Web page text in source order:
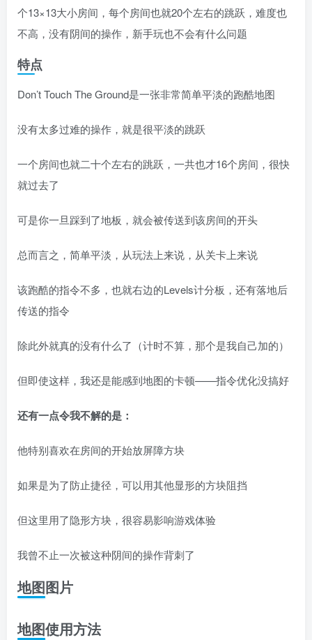
个13×13大小房间，每个房间也就20个左右的跳跃，难度也
不高，没有阴间的操作，新手玩也不会有什么问题
特点
Don’t Touch The Ground是一张非常简单平淡的跑酷地图
没有太多过难的操作，就是很平淡的跳跃
一个房间也就二十个左右的跳跃，一共也才16个房间，很快
就过去了
可是你一旦踩到了地板，就会被传送到该房间的开头
总而言之，简单平淡，从玩法上来说，从关卡上来说
该跑酷的指令不多，也就右边的Levels计分板，还有落地后
传送的指令
除此外就真的没有什么了（计时不算，那个是我自己加的）
但即使这样，我还是能感到地图的卡顿——指令优化没搞好
还有一点令我不解的是：
他特别喜欢在房间的开始放屏障方块
如果是为了防止捷径，可以用其他显形的方块阻挡
但这里用了隐形方块，很容易影响游戏体验
我曾不止一次被这种阴间的操作背刺了
地图图片
地图使用方法